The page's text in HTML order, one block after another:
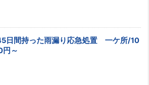
日間持った雨漏り応急処置 一ケ所/10
～